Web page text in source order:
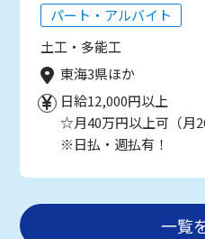
パート・アルバイト
土工・多能工
東海3県ほか
日給12,000円以上
☆月40万円以上可（月
※日払・週払有！
一覧